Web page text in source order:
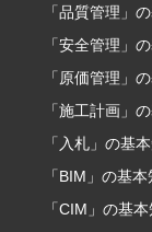
「品質管理」
「安全管理」
「原価管理」
「施工計画」
「入札」の基
「BIM」の基
「CIM」の基